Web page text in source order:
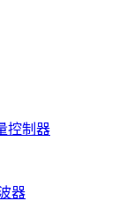
控制器
器